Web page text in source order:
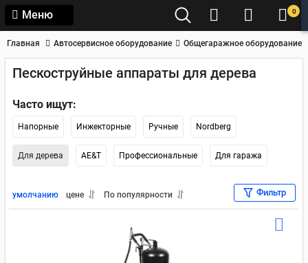
Меню 0
Главная Автосервисное оборудование Общегаражное оборудование
Пескоструйные аппараты для дерева
Часто ищут:
Напорные Инжекторные Ручные Nordberg
Для дерева AE&T Профессиональные Для гаража
умолчанию цене По популярности Фильтр